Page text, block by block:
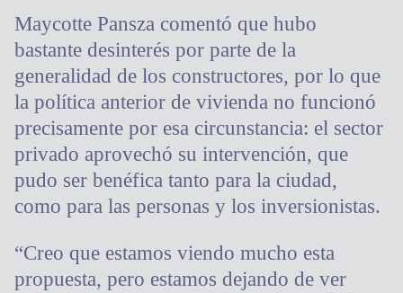
Maycotte Pansza comentó que hubo
bastante desinterés por parte de la
generalidad de los constructores, por lo que
la política anterior de vivienda no funcionó
precisamente por esa circunstancia: el sector
privado aprovechó su intervención, que
pudo ser benéfica tanto para la ciudad,
como para las personas y los inversionistas.
“Creo que estamos viendo mucho esta
propuesta, pero estamos dejando de ver